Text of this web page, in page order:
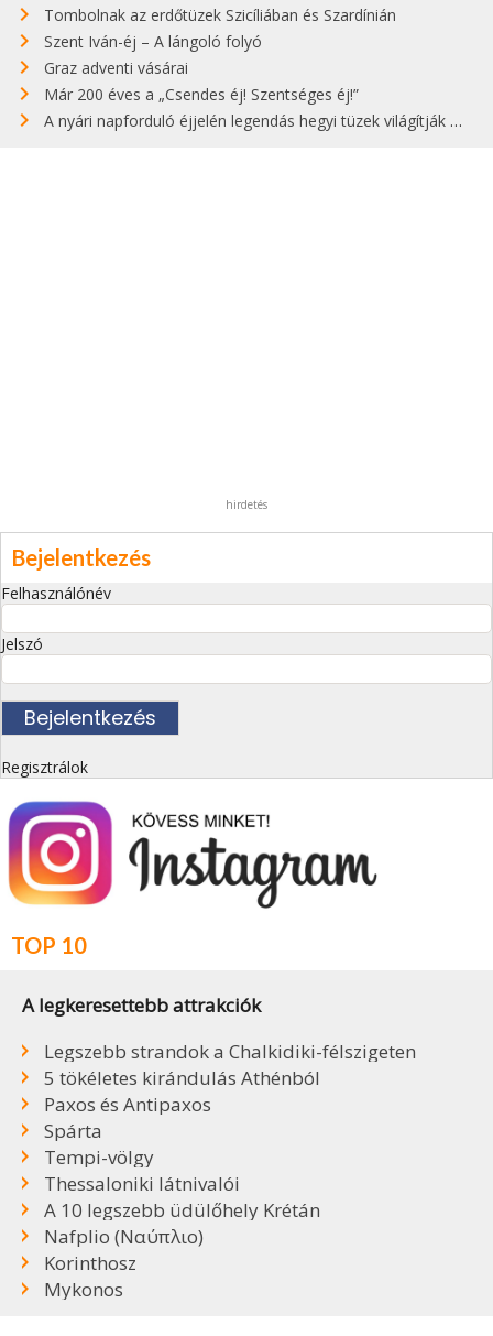
Tombolnak az erdőtüzek Szicíliában és Szardínián
Szent Iván-éj – A lángoló folyó
Graz adventi vásárai
Már 200 éves a „Csendes éj! Szentséges éj!”
A nyári napforduló éjjelén legendás hegyi tüzek világítják meg Zugspitzét
hirdetés
Bejelentkezés
Felhasználónév
Jelszó
Regisztrálok
TOP 10
A legkeresettebb attrakciók
Legszebb strandok a Chalkidiki-félszigeten
5 tökéletes kirándulás Athénból
Paxos és Antipaxos
Spárta
Tempi-völgy
Thessaloniki látnivalói
A 10 legszebb üdülőhely Krétán
Nafplio (Ναύπλιο)
Korinthosz
Mykonos